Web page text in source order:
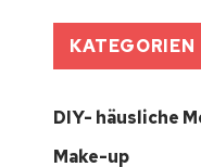
KATEGORIEN
DIY- häusliche
Make-up